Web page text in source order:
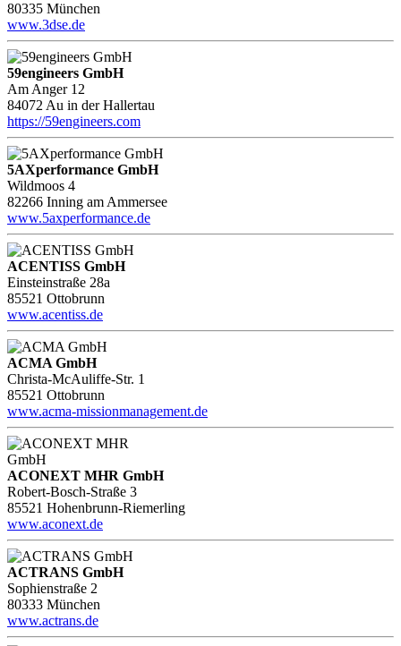
80335 München
www.3dse.de
59engineers GmbH
Am Anger 12
84072 Au in der Hallertau
https://59engineers.com
5AXperformance GmbH
Wildmoos 4
82266 Inning am Ammersee
www.5axperformance.de
ACENTISS GmbH
Einsteinstraße 28a
85521 Ottobrunn
www.acentiss.de
ACMA GmbH
Christa-McAuliffe-Str. 1
85521 Ottobrunn
www.acma-missionmanagement.de
ACONEXT MHR GmbH
Robert-Bosch-Straße 3
85521 Hohenbrunn-Riemerling
www.aconext.de
ACTRANS GmbH
Sophienstraße 2
80333 München
www.actrans.de